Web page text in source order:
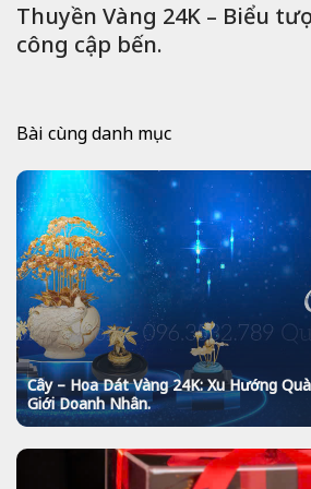
Thuyền Vàng 24K – Biểu
công cập bến.
Bài cùng danh mục
Cây – Hoa Dát Vàng 24K: Xu Hướng
Giới Doanh Nhân.